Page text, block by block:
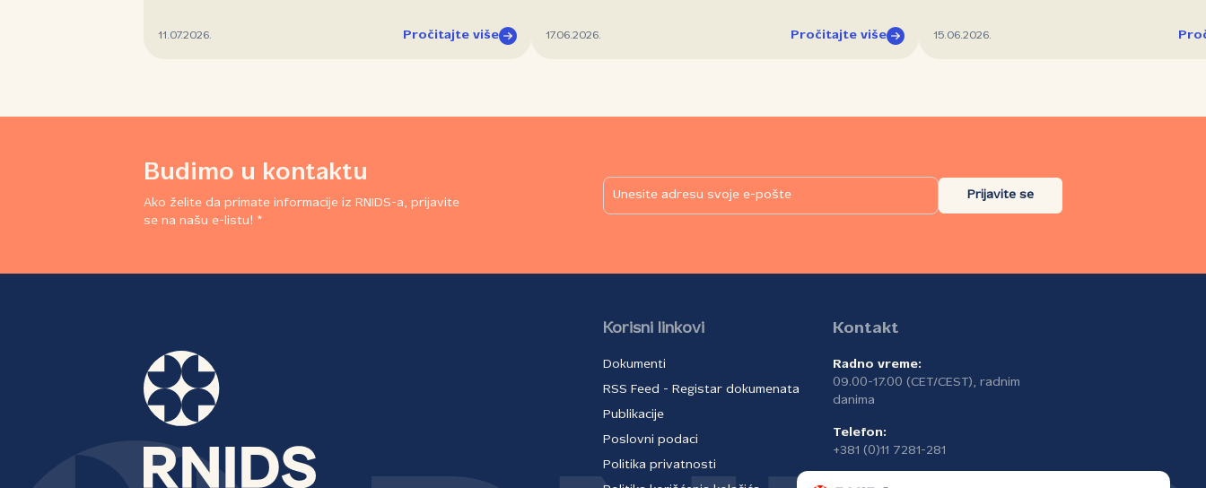
11.07.2026. Pročitajte više 17.06.2026. Pročitajte više 15.06.2026.
Budimo u kontaktu
Ako želite da primate informacije iz RNIDS-a, prijavite
se na našu e-listu! *
Prijavite se
Korisni linkovi
Dokumenti
RSS Feed - Registar dokumenata
Publikacije
Poslovni podaci
Politika privatnosti
Kontakt
Radno vreme:
09.00-17.00 (CET/CEST), radnim
danima
Telefon:
+381 (0)11 7281-281